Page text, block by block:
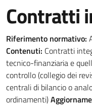
Contratti
Riferimento normativo:
Contenuti: Contratti
tecnico-finanziaria e
controllo (collegio dei
centrali di bilancio o
ordinamenti)